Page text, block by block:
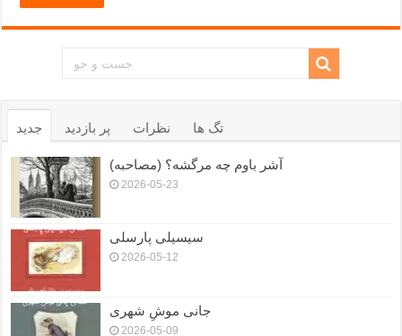
جدید پر بازدید نظرات تگ ها
آشر باوم چه مرگشه؟ (مصاحبه)
2026-05-23
سیسیلی پارسلی
2026-05-12
جانی موشِ شهری
2026-05-09